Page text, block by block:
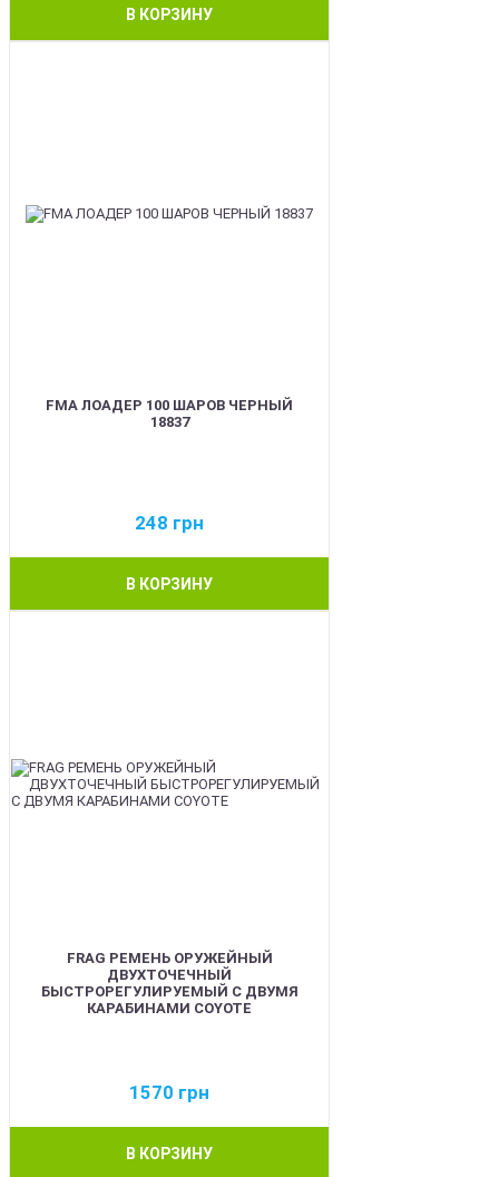
В КОРЗИНУ
FMA ЛОАДЕР 100 ШАРОВ ЧЕРНЫЙ
18837
248 грн
В КОРЗИНУ
FRAG РЕМЕНЬ ОРУЖЕЙНЫЙ
ДВУХТОЧЕЧНЫЙ
БЫСТРОРЕГУЛИРУЕМЫЙ С ДВУМЯ
КАРАБИНАМИ COYOTE
1570 грн
В КОРЗИНУ